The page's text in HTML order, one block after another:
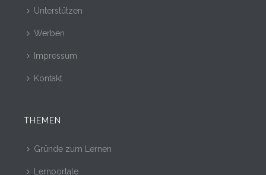
Unterstützen
Werben
Impressum
Kontakt
THEMEN
Gründe zum Lernen
Lernportale